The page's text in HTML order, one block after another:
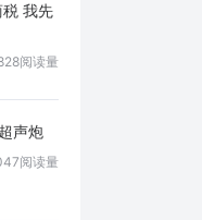
我先
阅读量
声炮
阅读量